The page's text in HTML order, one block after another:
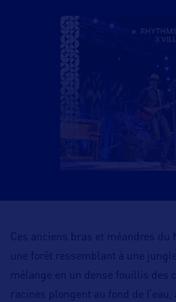
Ces anciens bras et méandres du
une forêt ressemblant à une
mélange en un dense fouillis des
racines plongent au fond de l’eau,